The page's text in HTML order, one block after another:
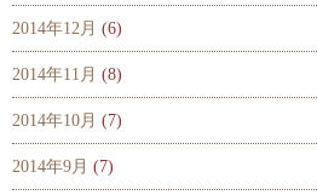
2014年12月 (6)
2014年11月 (8)
2014年10月 (7)
2014年9月 (7)